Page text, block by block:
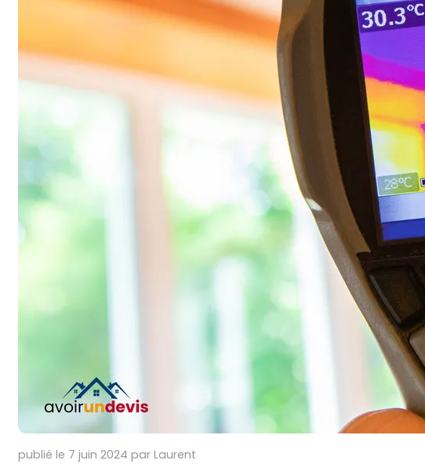
publié le 7 juin 2024 par Laurent